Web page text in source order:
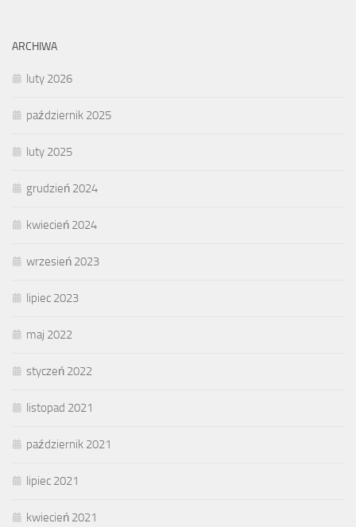
ARCHIWA
luty 2026
październik 2025
luty 2025
grudzień 2024
kwiecień 2024
wrzesień 2023
lipiec 2023
maj 2022
styczeń 2022
listopad 2021
październik 2021
lipiec 2021
kwiecień 2021